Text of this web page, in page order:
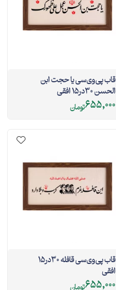
قاب پی‌وی‌سی یا حجت ابن
الحسن 30در15 افقی
655,000تومان
قاب پی‌وی‌سی قافله 30در15
افقی
655,000تومان